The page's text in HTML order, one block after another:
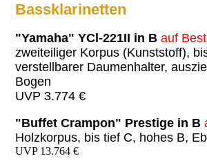
Bassklarinetten
"Yamaha" YCl-221II in B auf
zweiteiliger Korpus (Kunststoff),
verstellbarer Daumenhalter, auszi
Bogen
UVP 3.774 €
"Buffet Crampon" Prestige in B
Holzkorpus, bis tief C, hohes B,
UVP 13.764 €